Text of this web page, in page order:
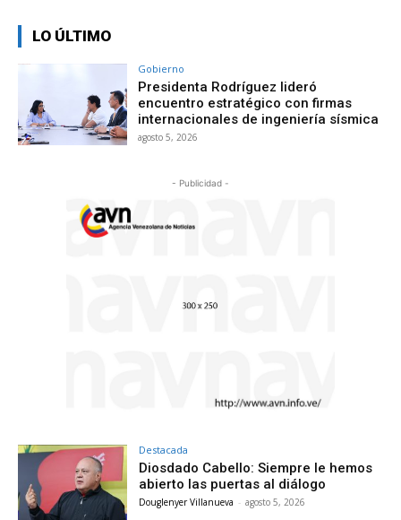
LO ÚLTIMO
Gobierno
Presidenta Rodríguez lideró
encuentro estratégico con firmas
internacionales de ingeniería sísmica
agosto 5, 2026
- Publicidad -
Destacada
Diosdado Cabello: Siempre le hemos
abierto las puertas al diálogo
Douglenyer Villanueva - agosto 5, 2026